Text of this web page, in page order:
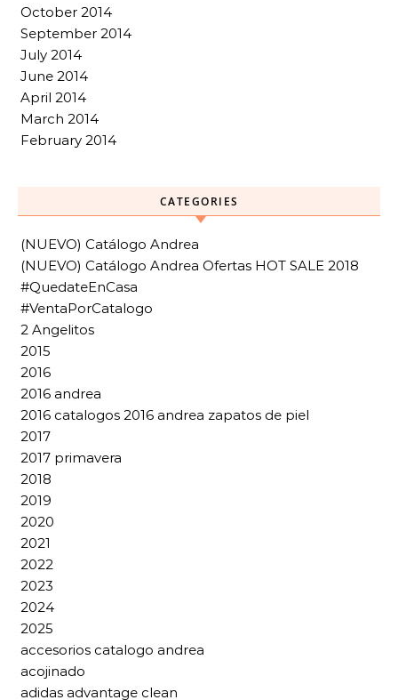
October 2014
September 2014
July 2014
June 2014
April 2014
March 2014
February 2014
CATEGORIES
(NUEVO) Catálogo Andrea
(NUEVO) Catálogo Andrea Ofertas HOT SALE 2018
#QuedateEnCasa
#VentaPorCatalogo
2 Angelitos
2015
2016
2016 andrea
2016 catalogos 2016 andrea zapatos de piel
2017
2017 primavera
2018
2019
2020
2021
2022
2023
2024
2025
accesorios catalogo andrea
acojinado
adidas advantage clean